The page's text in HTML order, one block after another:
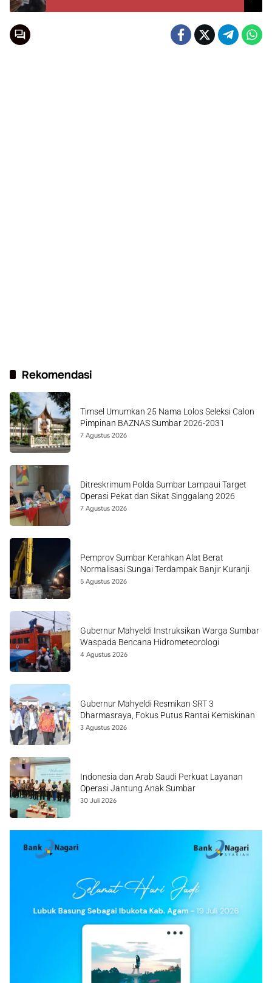
Rekomendasi
Timsel Umumkan 25 Nama Lolos Seleksi Calon
Pimpinan BAZNAS Sumbar 2026-2031
7 Agustus 2026
Ditreskrimum Polda Sumbar Lampaui Target
Operasi Pekat dan Sikat Singgalang 2026
7 Agustus 2026
Pemprov Sumbar Kerahkan Alat Berat
Normalisasi Sungai Terdampak Banjir Kuranji
5 Agustus 2026
Gubernur Mahyeldi Instruksikan Warga Sumbar
Waspada Bencana Hidrometeorologi
4 Agustus 2026
Gubernur Mahyeldi Resmikan SRT 3
Dharmasraya, Fokus Putus Rantai Kemiskinan
3 Agustus 2026
Indonesia dan Arab Saudi Perkuat Layanan
Operasi Jantung Anak Sumbar
30 Juli 2026